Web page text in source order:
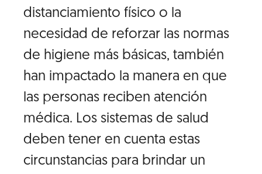
distanciamiento físico o la
necesidad de reforzar las normas
de higiene más básicas, también
han impactado la manera en que
las personas reciben atención
médica. Los sistemas de salud
deben tener en cuenta estas
circunstancias para brindar un